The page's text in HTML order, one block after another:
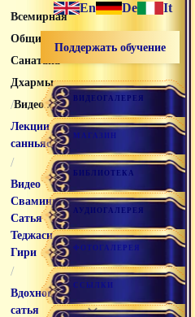
Всемирная
Община
Санатана
Дхармы
/Видео лекции/
Лекции
санньяси
/
Видео
Свамини
Сатья
Теджаси
Гири
/
Вдохновение,
сатья
En De It
Поддержать обучение
ВИДЕОГАЛЕРЕЯ
МАГАЗИН
БИБЛИОТЕКА
АУДИОГАЛЕРЕЯ
ФОТОГАЛЕРЕЯ
ССЫЛКИ